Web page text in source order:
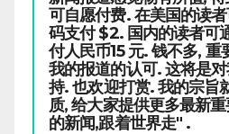
可自愿付费. 在美国的读
码支付 $2. 国内的读者可
付人民币15 元. 钱不多, 重
我的报道的认可. 这将是
持. 也欢迎打赏. 我的宗旨
质, 给大家提供更多最新
的新闻,跟着世界走" .